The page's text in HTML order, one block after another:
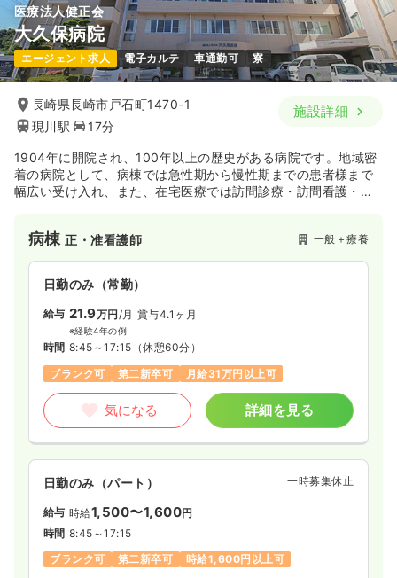
医療法人健正会
大久保病院
エージェント求人 電子カルテ 車通勤可 寮
長崎県長崎市戸石町1470-1
現川駅
17分
施設詳細
1904年に開院され、100年以上の歴史がある病院です。地域密
着の病院として、病棟では急性期から慢性期までの患者様まで
幅広い受け入れ、また、在宅医療では訪問診療・訪問看護・訪
のニーズに合わせて、幅広いサービスを提供出来るような体制
を整えられています。
病棟正・准看護師 一般＋療養
日勤のみ（常勤）
給与 21.9万円/月 賞与4.1ヶ月
※経験4年の例
時間 8:45～17:15 （休憩60分）
ブランク可
第二新卒可 月給31万円以上可
気になる 詳細を見る
日勤のみ（パート） 一時募集休止
給与 時給1,500〜1,600円
時間 8:45～17:15
ブランク可
第二新卒可 時給1,600円以上可